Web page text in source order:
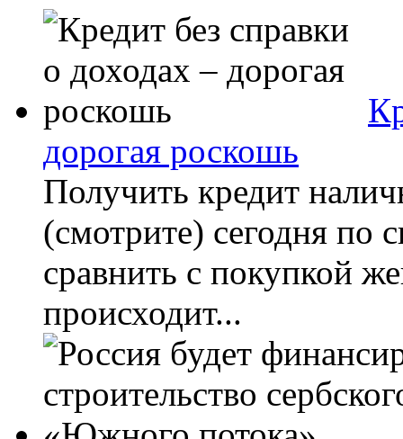
дорогая роскошь
Получить кредит
(смотрите) сегодня по
сравнить с покупкой
происходит...